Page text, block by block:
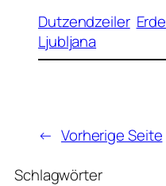
Dutzendzeiler Erde
Ljubljana
← Vorherige Seite
Schlagwörter